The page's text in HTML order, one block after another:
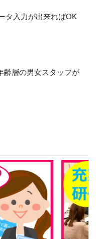
タ入力が出来ればOK
齢層の男女スタッフが